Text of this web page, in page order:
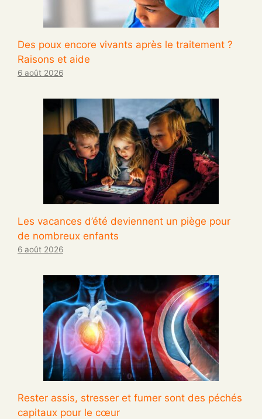
Des poux encore vivants après le traitement ?
Raisons et aide
6 août 2026
Les vacances d’été deviennent un piège pour
de nombreux enfants
6 août 2026
Rester assis, stresser et fumer sont des péchés
capitaux pour le cœur